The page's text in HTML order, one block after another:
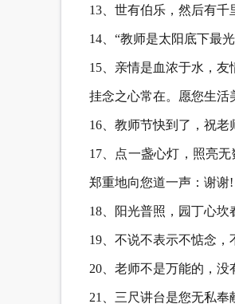
13、世有伯乐，然后有
14、“教师是太阳底下最
15、亲情是血浓于水，
挂念之心常在。愿您生活
16、教师节快到了，祝
17、点一盏心灯，照亮
郑重地向您道一声：谢谢!
18、阳光普照，园丁心
19、不说不表示不惦念
20、老师不是万能的，没
21、三尺讲台是您无私